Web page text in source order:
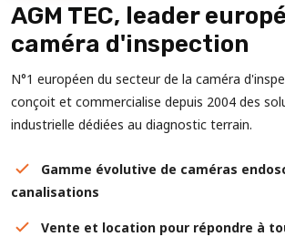
AGM TEC, leader
caméra d'inspection
N°1 européen du secteur de la caméra
conçoit et commercialise depuis 2004 des
industrielle dédiées au diagnostic terrain.
Gamme évolutive de caméras
canalisations
Vente et location pour répondre à